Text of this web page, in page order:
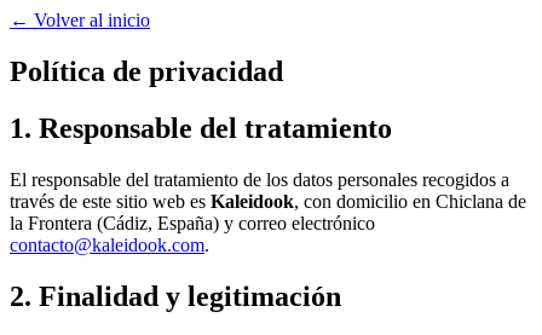
← Volver al inicio
Política de privacidad
1. Responsable del tratamiento
El responsable del tratamiento de los datos personales recogidos a
través de este sitio web es Kaleidook, con domicilio en Chiclana de
la Frontera (Cádiz, España) y correo electrónico
contacto@kaleidook.com.
2. Finalidad y legitimación